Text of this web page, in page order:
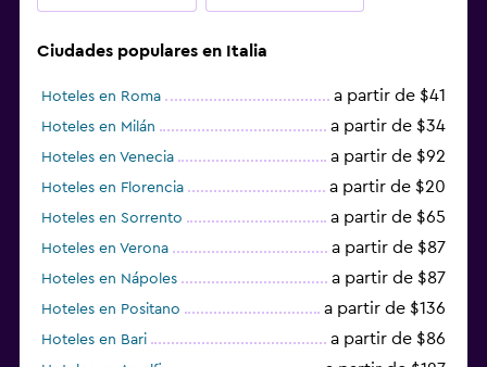
Gimnasio
Tenis
Ciudades populares en Italia
Hoteles en Roma a partir de $41
Hoteles en Milán a partir de $34
Hoteles en Venecia a partir de $92
Hoteles en Florencia a partir de $20
Hoteles en Sorrento a partir de $65
Hoteles en Verona a partir de $87
Hoteles en Nápoles a partir de $87
Hoteles en Positano a partir de $136
Hoteles en Bari a partir de $86